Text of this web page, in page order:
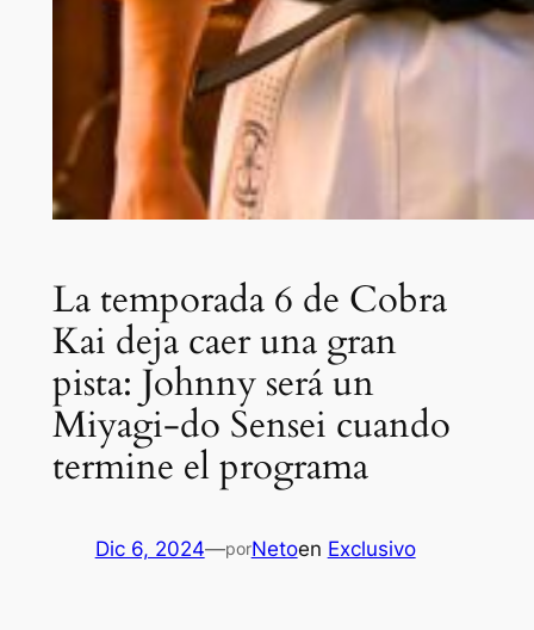
La temporada 6 de Cobra
Kai deja caer una gran
pista: Johnny será un
Miyagi-do Sensei cuando
termine el programa
Dic 6, 2024—porNetoen Exclusivo